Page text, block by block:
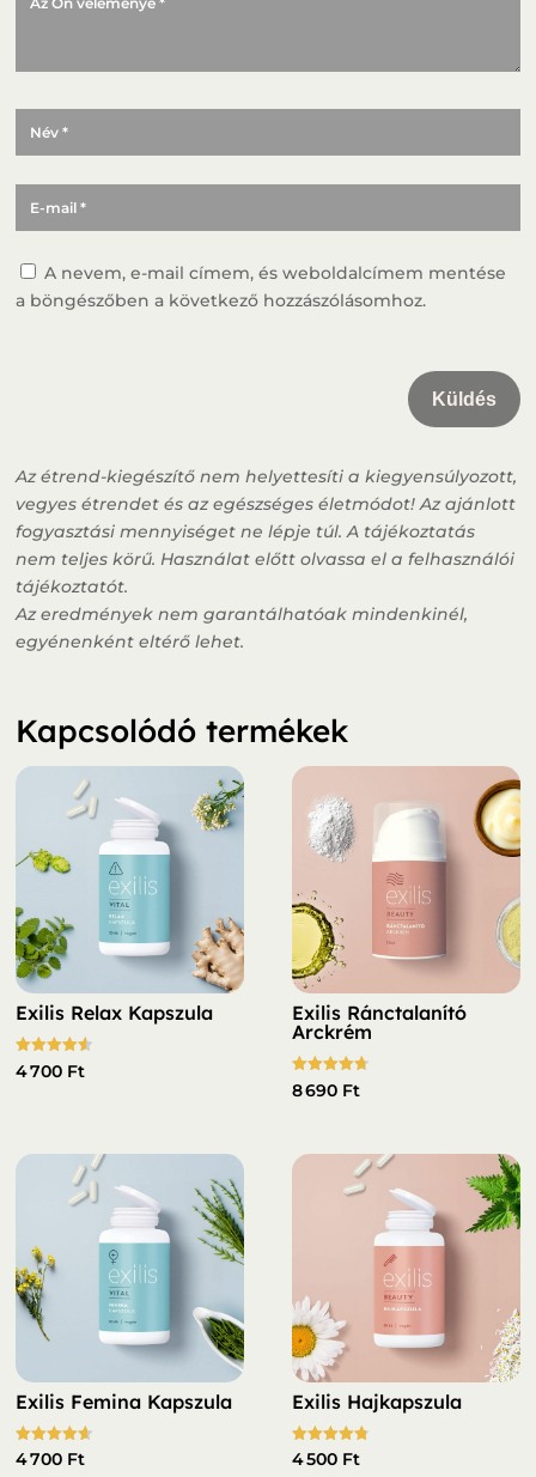
A nevem, e-mail címem, és weboldalcímem mentése
a böngészőben a következő hozzászólásomhoz.
Küldés
Az étrend-kiegészítő nem helyettesíti a kiegyensúlyozott,
vegyes étrendet és az egészséges életmódot! Az ajánlott
fogyasztási mennyiséget ne lépje túl. A tájékoztatás
nem teljes körű. Használat előtt olvassa el a felhasználói
tájékoztatót.
Az eredmények nem garantálhatóak mindenkinél,
egyénenként eltérő lehet.
Kapcsolódó termékek
Exilis Relax Kapszula
Értékelés:
4.50
4 700 Ft
Exilis Ránctalanító
Arckrém
Értékelés:
4.73
8 690 Ft
Exilis Femina Kapszula
Értékelés:
4.61
4 700 Ft
Exilis Hajkapszula
Értékelés:
4.78
4 500 Ft